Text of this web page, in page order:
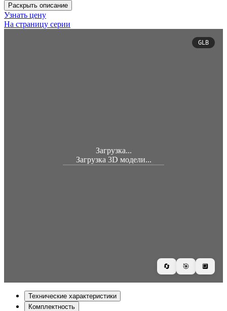
Раскрыть описание
Узнать цену
На страницу серии
Загрузка...
Загрузка 3D модели...
🔄 🎯 🔲
GLB
Технические характеристики
Комплектность